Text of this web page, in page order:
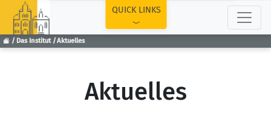
Das Institut Aktuelles
QUICK LINKS
Aktuelles